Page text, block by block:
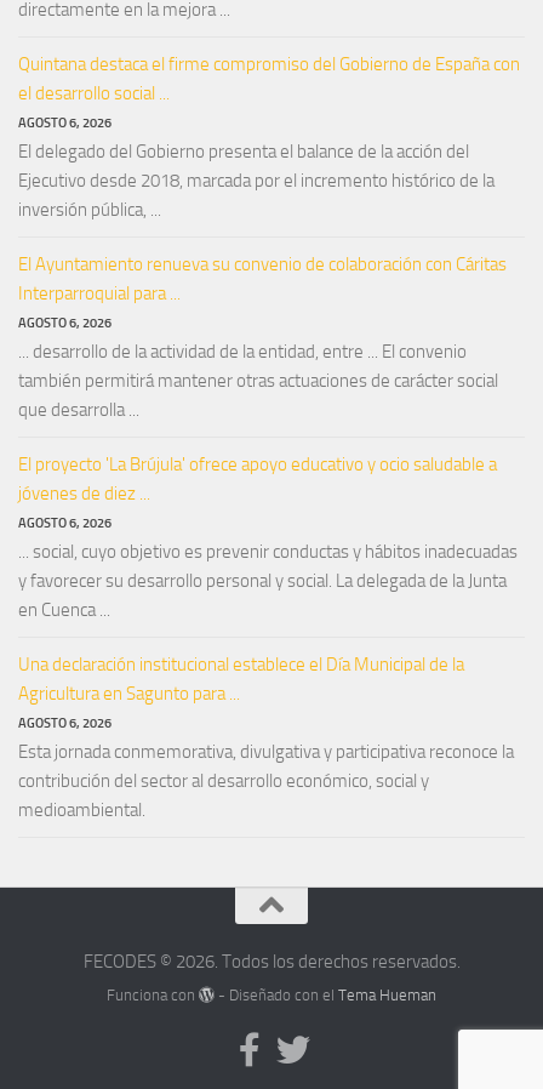
directamente en la mejora ...
Quintana destaca el firme compromiso del Gobierno de España con
el desarrollo social ...
AGOSTO 6, 2026
El delegado del Gobierno presenta el balance de la acción del
Ejecutivo desde 2018, marcada por el incremento histórico de la
inversión pública, ...
El Ayuntamiento renueva su convenio de colaboración con Cáritas
Interparroquial para ...
AGOSTO 6, 2026
... desarrollo de la actividad de la entidad, entre ... El convenio
también permitirá mantener otras actuaciones de carácter social
que desarrolla ...
El proyecto 'La Brújula' ofrece apoyo educativo y ocio saludable a
jóvenes de diez ...
AGOSTO 6, 2026
... social, cuyo objetivo es prevenir conductas y hábitos inadecuadas
y favorecer su desarrollo personal y social. La delegada de la Junta
en Cuenca ...
Una declaración institucional establece el Día Municipal de la
Agricultura en Sagunto para ...
AGOSTO 6, 2026
Esta jornada conmemorativa, divulgativa y participativa reconoce la
contribución del sector al desarrollo económico, social y
medioambiental.
FECODES © 2026. Todos los derechos reservados.
Funciona con - Diseñado con elTema Hueman